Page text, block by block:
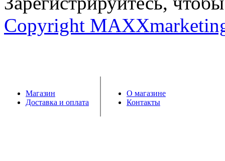
Copyright
Магазин
Доставка и оплата
О магазине
Контакты